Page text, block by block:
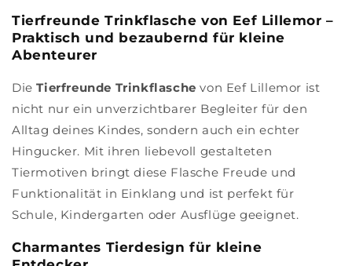
Lillemor
Lillemor
Tierfreunde Trinkflasche von Eef Lillemor –
Praktisch und bezaubernd für kleine
Abenteurer
DieTierfreunde Trinkflasche von Eef Lillemor ist
nicht nur ein unverzichtbarer Begleiter für den
Alltag deines Kindes, sondern auch ein echter
Hingucker. Mit ihren liebevoll gestalteten
Tiermotiven bringt diese Flasche Freude und
Funktionalität in Einklang und ist perfekt für
Schule, Kindergarten oder Ausflüge geeignet.
Charmantes Tierdesign für kleine